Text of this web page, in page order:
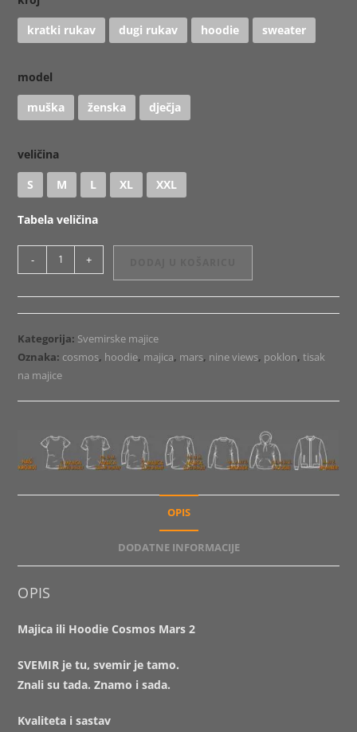
kratki rukav
dugi rukav hoodie sweater
model
muška
ženska dječja
veličina
S
M L XL XXL
Tabela veličina
ili
Hoodie
Cosmos
Mars
2
količina
- +
Kategorija: Svemirske majice
Oznaka: cosmos, hoodie, majica, mars, nine views, poklon,tisak
na majice
OPIS
DODATNE INFORMACIJE
OPIS
Majica ili Hoodie Cosmos Mars 2
SVEMIR je tu, svemir je tamo.
Znali su tada. Znamo i sada.
Kvaliteta i sastav